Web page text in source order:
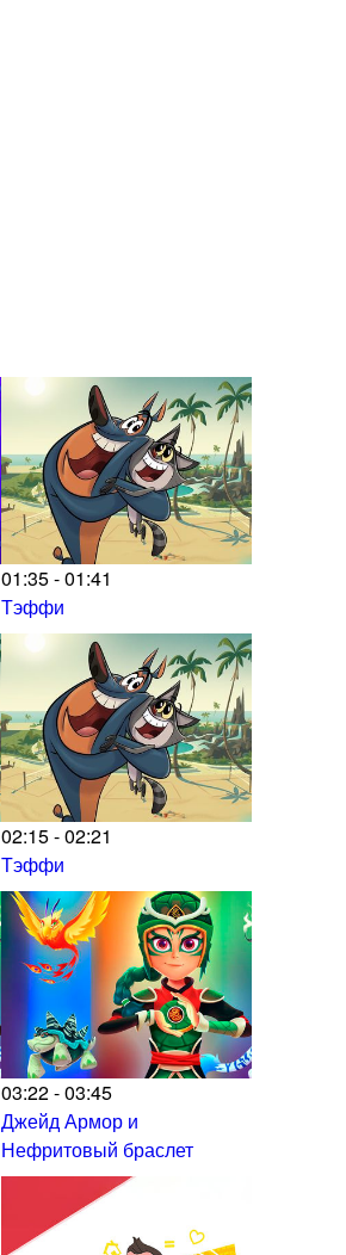
01:35 - 01:41
Тэффи
02:15 - 02:21
Тэффи
03:22 - 03:45
Джейд Армор и
Нефритовый браслет